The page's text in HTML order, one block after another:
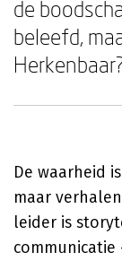
de
beleefd,
De waarheid
maar
leider is